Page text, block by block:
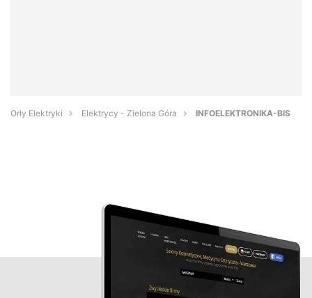
Orły Elektryki Elektrycy - Zielona Góra INFOELEKTRONIKA-BIS